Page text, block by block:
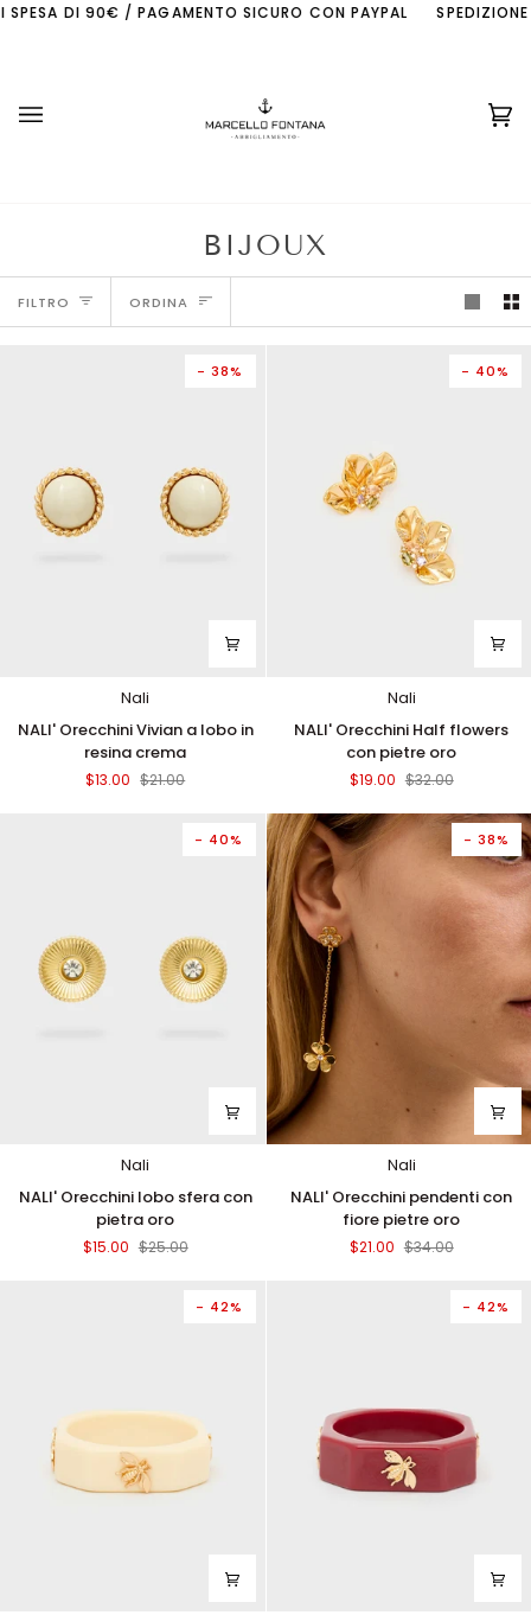
SaltaDI 90€ / PAGAMENTO SICURO CON PAYPAL SPEDIZIONE
BIJOUX
FILTRO ORDINA
ORDINA
- 38%
Nali
Orecchini
NALI' Orecchini Vivian a lobo in
resina crema
$13.00 $21.00
- 40%
Nali
Orecchini
con
pietre
oro
NALI' Orecchini Half flowers
con pietre oro
$19.00 $32.00
- 40%
Nali
NALI'
Orecchini
NALI' Orecchini lobo sfera con
pietra oro
$15.00 $25.00
- 38%
Nali
NALI'
Orecchini
pendenti
NALI' Orecchini pendenti con
fiore pietre oro
$21.00 $34.00
- 42% - 42%